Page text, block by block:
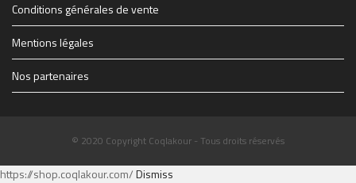
Conditions générales de vente
Mentions légales
Nos partenaires
© 2020 Copyright Coqlakour - Tous droits réservés
https://shop.coqlakour.com/Dismiss